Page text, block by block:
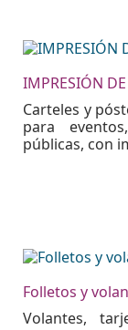
IMPRESIÓN DE
Carteles y
para
públicas, con
Folletos y
Volantes,